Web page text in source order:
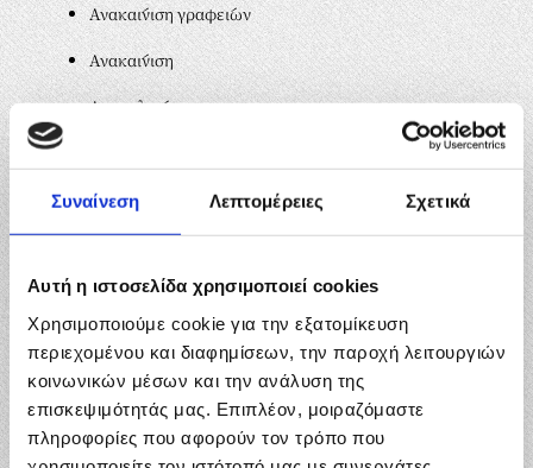
Συναίνεση Λεπτομέρειες Σχετικά
Αυτή η ιστοσελίδα χρησιμοποιεί cookies
Χρησιμοποιούμε cookie για την εξατομίκευση
περιεχομένου και διαφημίσεων, την παροχή λειτουργιών
κοινωνικών μέσων και την ανάλυση της
επισκεψιμότητάς μας. Επιπλέον, μοιραζόμαστε
πληροφορίες που αφορούν τον τρόπο που
Ανακαίνιση γραφείων
Ανακαίνιση
Αναπαλαίωση
Διακόσμηση
Ανακαίνιση κουζίνας
Ενεργειακή αναβάθμιση
Γυψοσανίδες – Γύψινες διακοσμήσεις
Τοποθέτηση πλακιδίων